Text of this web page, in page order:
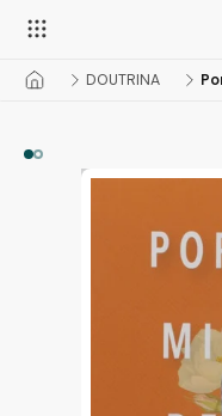
DOUTRINA